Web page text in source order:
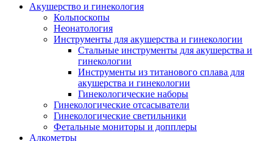
Акушерство и гинекология
Кольпоскопы
Неонатология
Инструменты для акушерства и гинекологии
Стальные инструменты для акушерства и
гинекологии
Инструменты из титанового сплава для
акушерства и гинекологии
Гинекологические наборы
Гинекологические отсасыватели
Гинекологические светильники
Фетальные мониторы и допплеры
Алкометры